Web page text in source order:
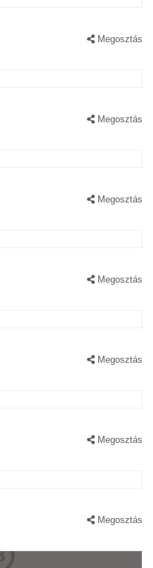
Megosztás
Megosztás
Megosztás
Megosztás
Megosztás
Megosztás
Megosztás